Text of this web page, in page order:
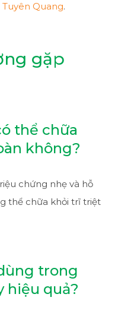
Quang.
gặp
thể chữa
không?
chứng nhẹ và hỗ
thể chữa khỏi trĩ triệt
trong
hiệu quả?